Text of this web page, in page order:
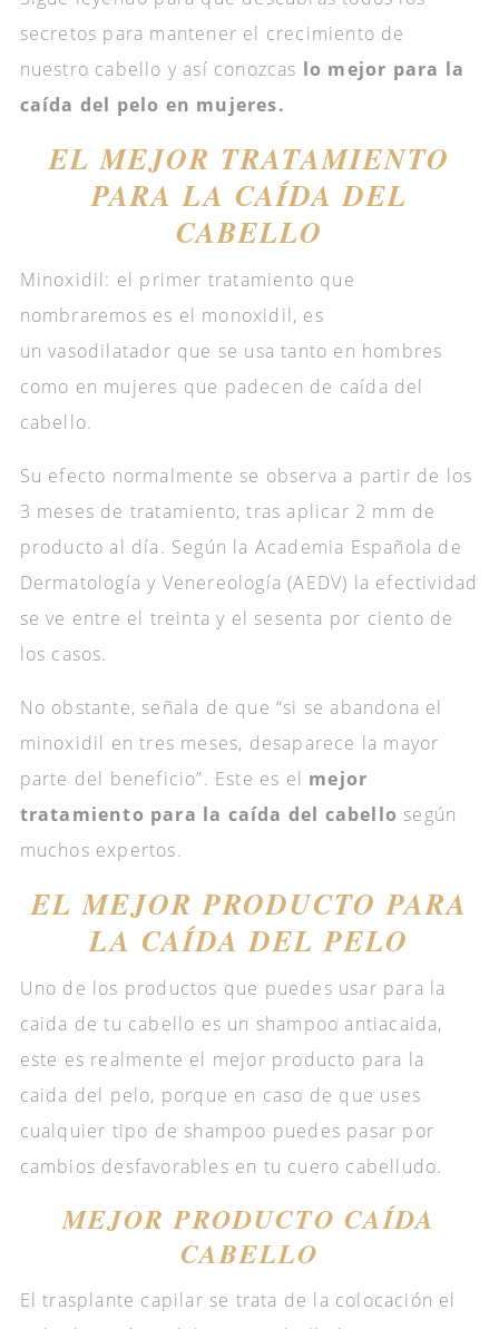
secretos para mantener el crecimiento de
nuestro cabello y así conozcas lo mejor para la
caída del pelo en mujeres.
EL MEJOR TRATAMIENTO
PARA LA CAÍDA DEL
CABELLO
Minoxidil: el primer tratamiento que
nombraremos es el monoxidil, es
un vasodilatador que se usa tanto en hombres
como en mujeres que padecen de caída del
cabello.
Su efecto normalmente se observa a partir de los
3 meses de tratamiento, tras aplicar 2 mm de
producto al día. Según la Academia Española de
Dermatología y Venereología (AEDV) la efectividad
se ve entre el treinta y el sesenta por ciento de
los casos.
No obstante, señala de que “si se abandona el
minoxidil en tres meses, desaparece la mayor
parte del beneficio”. Este es el mejor
tratamiento para la caída del cabello según
muchos expertos.
EL MEJOR PRODUCTO PARA
LA CAÍDA DEL PELO
Uno de los productos que puedes usar para la
caida de tu cabello es un shampoo antiacaida,
este es realmente el mejor producto para la
caida del pelo, porque en caso de que uses
cualquier tipo de shampoo puedes pasar por
cambios desfavorables en tu cuero cabelludo.
MEJOR PRODUCTO CAÍDA
CABELLO
El trasplante capilar se trata de la colocación el